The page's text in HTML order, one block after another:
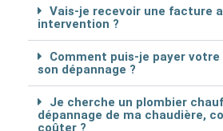
Vais-je recevoir une facture
intervention ?
Comment puis-je payer
son dépannage ?
Je cherche un plombier
dépannage de ma chaudière,
coûter ?